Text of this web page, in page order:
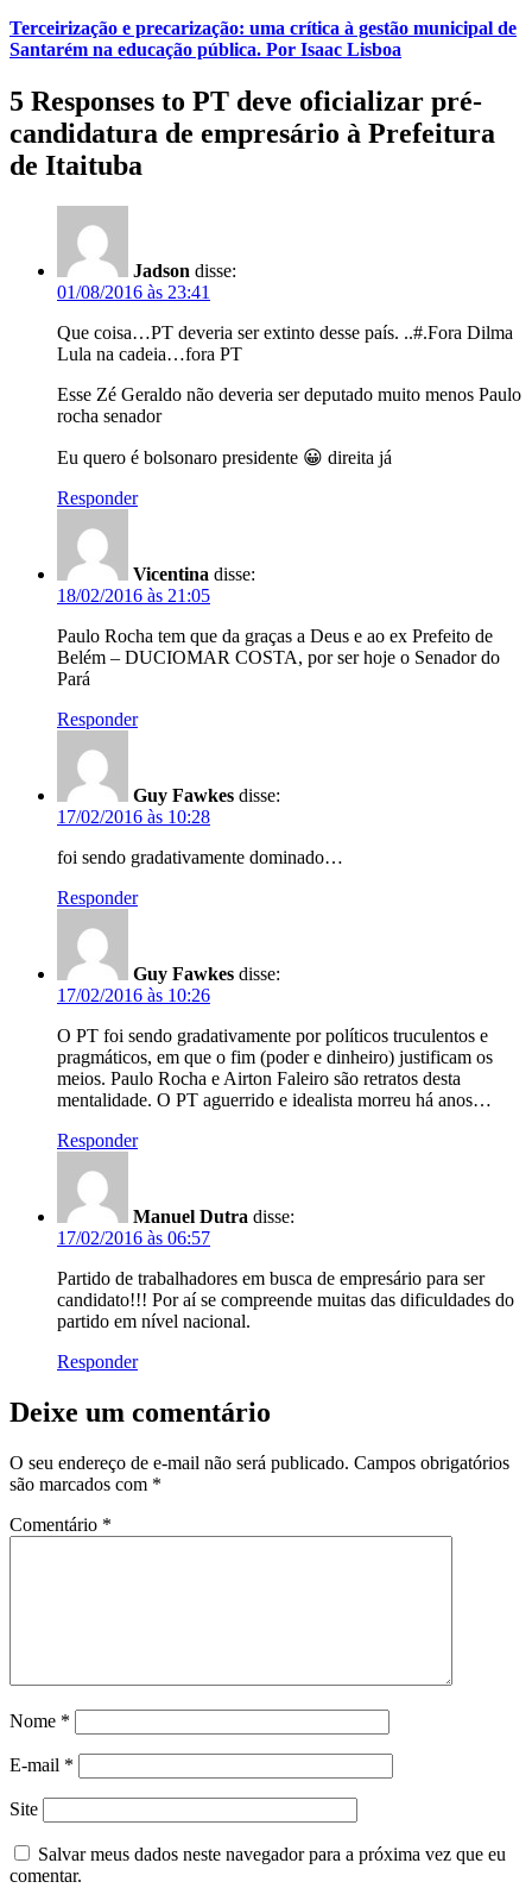
Terceirização e precarização: uma crítica à gestão municipal de
Santarém na educação pública. Por Isaac Lisboa
5 Responses to PT deve oficializar pré-
candidatura de empresário à Prefeitura
de Itaituba
Jadson disse:
01/08/2016 às 23:41
Que coisa…PT deveria ser extinto desse país. ..#.Fora Dilma
Lula na cadeia…fora PT
Esse Zé Geraldo não deveria ser deputado muito menos Paulo
rocha senador
Eu quero é bolsonaro presidente 😀 direita já
Responder
Vicentina disse:
18/02/2016 às 21:05
Paulo Rocha tem que da graças a Deus e ao ex Prefeito de
Belém – DUCIOMAR COSTA, por ser hoje o Senador do
Pará
Responder
Guy Fawkes disse:
17/02/2016 às 10:28
foi sendo gradativamente dominado…
Responder
Guy Fawkes disse:
17/02/2016 às 10:26
O PT foi sendo gradativamente por políticos truculentos e
pragmáticos, em que o fim (poder e dinheiro) justificam os
meios. Paulo Rocha e Airton Faleiro são retratos desta
mentalidade. O PT aguerrido e idealista morreu há anos…
Responder
Manuel Dutra disse:
17/02/2016 às 06:57
Partido de trabalhadores em busca de empresário para ser
candidato!!! Por aí se compreende muitas das dificuldades do
partido em nível nacional.
Responder
Deixe um comentário
O seu endereço de e-mail não será publicado. Campos obrigatórios
são marcados com *
Comentário *
Nome *
E-mail *
Site
Salvar meus dados neste navegador para a próxima vez que eu
comentar.